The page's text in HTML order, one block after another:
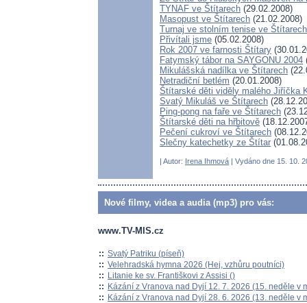
TYNAF ve Štítarech (29.02.2008)
Masopust ve Štítarech (21.02.2008)
Turnaj ve stolním tenise ve
Přivítali jsme (05.02.2008)
Rok 2007 ve farnosti Štítary
Fatymský tábor na SAYGONU 2004
Mikulášská nadílka ve Štítarech
Netradiční betlém (20.01.2008)
Štítarské děti viděly malého Jiříčka
Svatý Mikuláš ve Štítarech
Ping-pong na faře ve Štítarech
Štítarské děti na hřbitově
Pečení cukroví ve Štítarech
Slečny katechetky ze Štítar
| Autor: Irena Ihmová | Vydáno dne 15. 10.
Nové filmy, videa a audia (mp3) pro vás:
www.TV-MIS.cz
:: Svatý Patriku (píseň)
:: Velehradská hymna 2026 (Hej, vzhůru poutníci)
:: Litanie ke sv. Františkovi z Assisi ()
:: Kázání z Vranova nad Dyjí 12. 7. 2026 (15. neděle v
:: Kázání z Vranova nad Dyjí 28. 6. 2026 (13. neděle v